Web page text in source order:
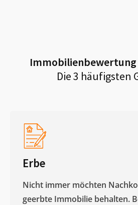
Immobilienbewertung
Die 3 häufigsten
Erbe
Nicht immer möchten
geerbte Immobilie behalten.